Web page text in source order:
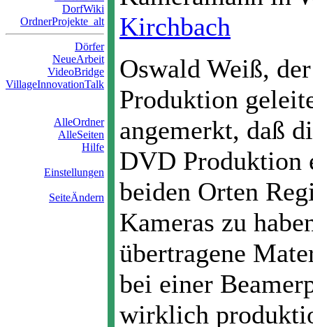
DorfWiki
OrdnerProjekte_alt
Dörfer
NeueArbeit
VideoBridge
VillageInnovationTalk
AlleOrdner
AlleSeiten
Hilfe
Einstellungen
SeiteÄndern
Kirchbach
Oswald Weiß,
Produktion
angemerkt, daß
DVD Produktion
beiden Orten
Kameras zu
übertragene
bei einer
wirklich